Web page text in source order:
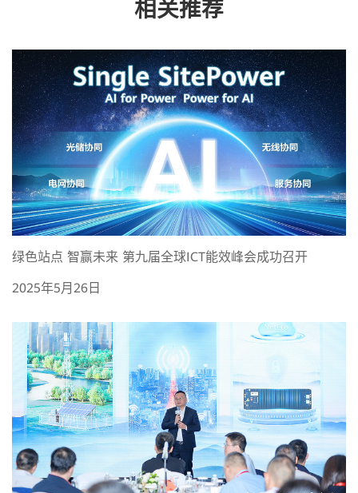
相关推荐
绿色站点 智赢未来 第九届全球ICT能效峰会成功召开
2025年5月26日